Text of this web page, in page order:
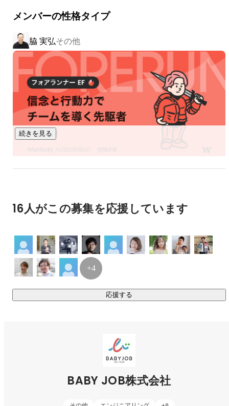
ブスクリプションビジネス大賞グランプリ受賞）
02 ｜ えんさがそっ♪（保活サポート）
保活をもっと簡単に。保育園・こども園・幼稚園を「地図で
探して・くらべて・見学申し込み」まで一貫して行える、園
探しサイトの決定版です。
03 ｜ 誰でも決済（保育施設向けキャッシュレス）
保育現場のキャッシュレス化を推進。保護者の物品購入や習
い事など、保育施設での少額の集金業務を簡単にする決済サ
ービスです。
メンバーの性格タイプ
脇 実弘その他
続きを見る
16人がこの募集を応援しています
応援する
+4
BABY JOB株式会社